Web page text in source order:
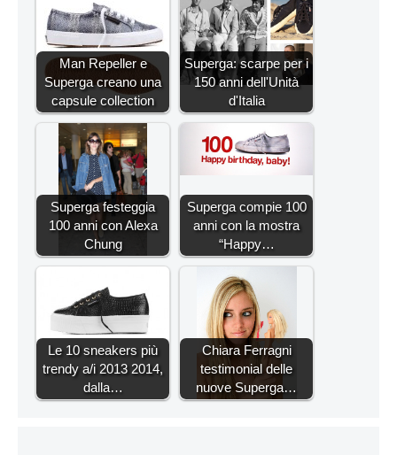
Man Repeller e
Superga creano una
capsule collection
Superga: scarpe per i
150 anni dell'Unità
d'Italia
Superga festeggia
100 anni con Alexa
Chung
Superga compie 100
anni con la mostra
“Happy…
Le 10 sneakers più
trendy a/i 2013 2014,
dalla…
Chiara Ferragni
testimonial delle
nuove Superga…